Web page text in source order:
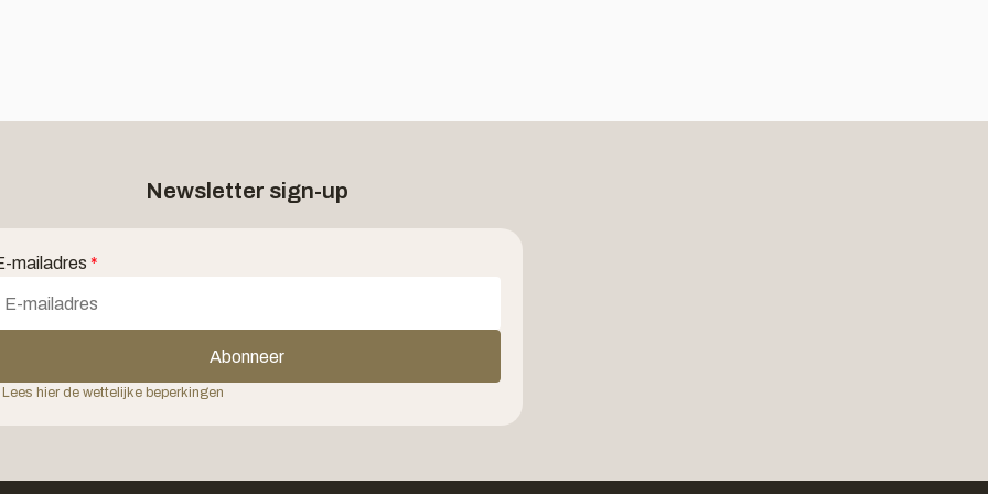
Newsletter sign-up
mailadres *
Abonneer
Lees hier de wettelijke beperkingen